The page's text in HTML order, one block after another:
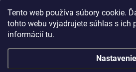
Tento web používa súbory cookie.
tohto webu vyjadrujete súhlas s ich
informácií tu.
Nastavenie